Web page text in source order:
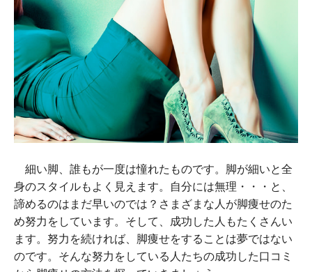
細い脚、誰もが一度は憧れたものです。脚が細いと全
身のスタイルもよく見えます。自分には無理・・・と、
諦めるのはまだ早いのでは？さまざまな人が脚痩せのた
め努力をしています。そして、成功した人もたくさんい
ます。努力を続ければ、脚痩せをすることは夢ではない
のです。そんな努力をしている人たちの成功した口コミ